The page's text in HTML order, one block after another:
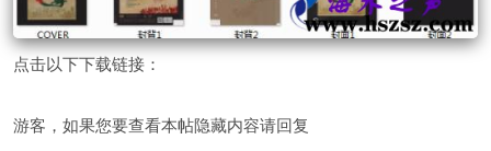
点击以下下载链接：
游客，如果您要查看本帖隐藏内容请回复